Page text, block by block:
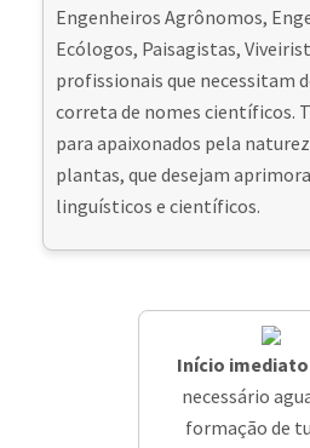
Engenheiros Agrônomos,
Ecólogos, Paisagistas,
profissionais que necessitam
correta de nomes científicos.
para apaixonados pela
plantas, que desejam
linguísticos e científicos.
Início
necessário
formação de